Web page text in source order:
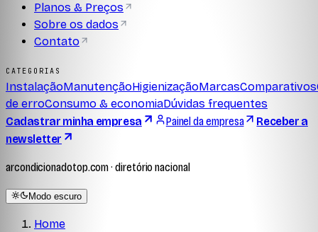
Planos & Preços
Sobre os dados
Contato
CATEGORIAS
InstalaçãoManutençãoHigienizaçãoMarcasComparativos
de erroConsumo & economiaDúvidas frequentes
Cadastrar minha empresa
Painel da empresa
Receber a
newsletter
arcondicionadotop.com · diretório nacional
Modo escuro
Home